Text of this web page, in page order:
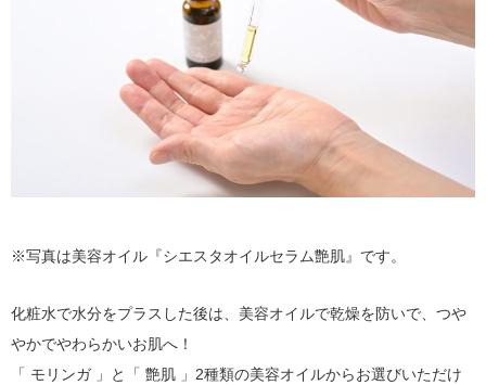
※写真は美容オイル『シエスタオイルセラム艶肌』です。
化粧水で水分をプラスした後は、美容オイルで乾燥を防いで、つや
やかでやわらかいお肌へ！
「 モリンガ 」と「 艶肌 」2種類の美容オイルからお選びいただけ